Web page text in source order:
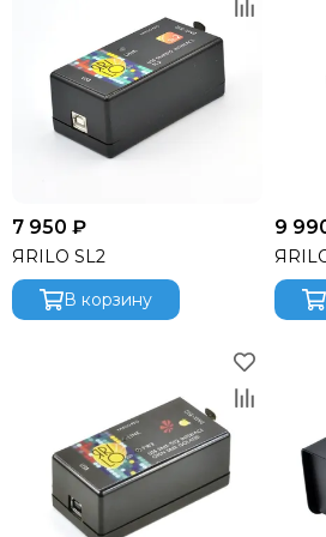
StageLighting
Studiomaster
SYNQ AUDIO
TESIRA (Biamp)
Yamaha
YESTECH
YODN
Atom Akustik
7 950 ₽
ЯRILO SL2
В корзину
9